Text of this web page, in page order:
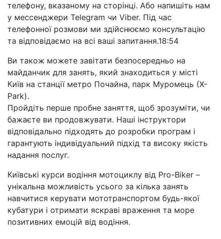
телефону, вказаному на сторінці. Або напишіть нам
у мессенджери Telegram чи Viber. Під час
телефонної розмови ми здійснюємо консультацію
та відповідаємо на всі ваші запитання.18:54
Ви також можете завітати безпосередньо на
майданчик для занять, який знаходиться у місті
Київ на станції метро Почайна, парк Муромець (Х-
Park).
Пройдіть перше пробне заняття, щоб зрозуміти, чи
бажаєте ви продовжувати. Наші інструктори
відповідально підходять до розробки програм і
гарантують індивідуальний підхід та високу якість
надання послуг.
Київські курси водіння мотоциклу від Pro-Biker –
унікальна можливість усього за кілька занять
навчитися керувати мототранспортом будь-якої
кубатури і отримати яскраві враження та море
позитивних емоцій від водіння.